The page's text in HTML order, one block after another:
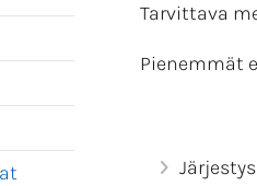
Tarvittava
Pienemmät
Järjestys